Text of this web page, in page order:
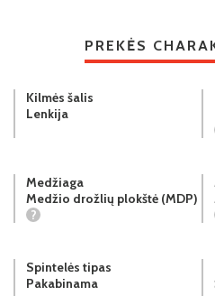
PREKĖS
Kilmės šalis
Lenkija
Medžiaga
Medžio drožlių plokštė (MDP)
?
Spintelės tipas
Pakabinama